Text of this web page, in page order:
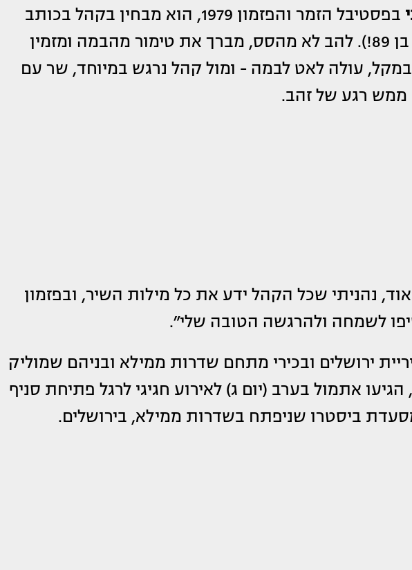
בפסטיבל הזמר והפזמון 1979, הוא מבחין בקהל בכותב
(כן, כן, בן 89!). להב לא מהסס, מברך את טימור מהבמה ומזמין
במקל, עולה לאט לבמה - ומול קהל נרגש במיוחד, שר עם
ממש רגע של זהב.
נהניתי שכל הקהל ידע את כל מילות השיר, ובפזמון
לשמחה ולהרגשה הטובה שלי״.
ירושלים ובכירי מתחם שדרות ממילא ובניהם שמוליק
אתמול בערב (יום ג) לאירוע חגיגי לרגל פתיחת סניף
ביסטרו שניפתח בשדרות ממילא, בירושלים.